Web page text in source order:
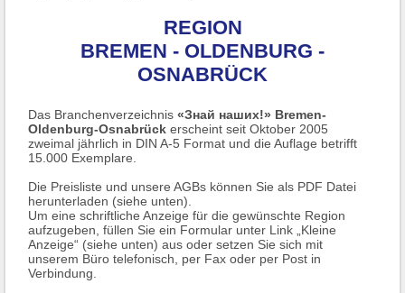
REGION
BREMEN - OLDENBURG -
OSNABRÜCK
Das Branchenverzeichnis«Знай наших!» Bremen-
Oldenburg-Osnabrück erscheint seit Oktober 2005
zweimal jährlich in DIN A-5 Format und die Auflage betrifft
15.000 Exemplare.
Die Preisliste und unsere AGBs können Sie als PDF Datei
herunterladen (siehe unten).
Um eine schriftliche Anzeige für die gewünschte Region
aufzugeben, füllen Sie ein Formular unter Link „Kleine
Anzeige“ (siehe unten) aus oder setzen Sie sich mit
unserem Büro telefonisch, per Fax oder per Post in
Verbindung.